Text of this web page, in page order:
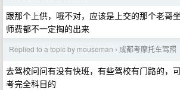
跟那个上供，哦不对，应该是上交的那个老哥
师费都不一定掏的出来
Replied to a topic by mouseman › 成都考摩托车驾照
去驾校问问有没有快班，有些驾校有门路的，
考完全科目的